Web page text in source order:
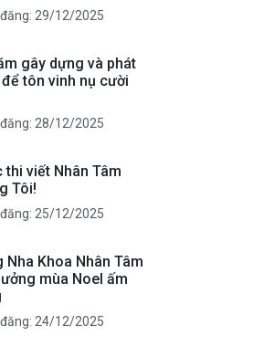
đăng: 29/12/2025
gây dựng và phát
tôn vinh nụ cười
đăng: 28/12/2025
thi viết Nhân Tâm
Tôi!
đăng: 25/12/2025
Nha Khoa Nhân Tâm
mùa Noel ấm
đăng: 24/12/2025